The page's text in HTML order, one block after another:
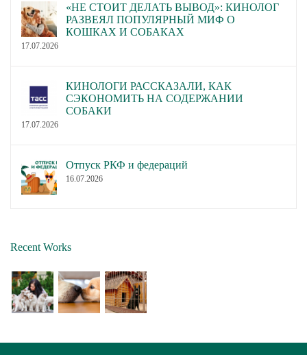
«НЕ СТОИТ ДЕЛАТЬ ВЫВОД»: КИНОЛОГ
РАЗВЕЯЛ ПОПУЛЯРНЫЙ МИФ О
КОШКАХ И СОБАКАХ
17.07.2026
КИНОЛОГИ РАССКАЗАЛИ, КАК
СЭКОНОМИТЬ НА СОДЕРЖАНИИ
СОБАКИ
17.07.2026
Отпуск РКФ и федераций
16.07.2026
Recent Works